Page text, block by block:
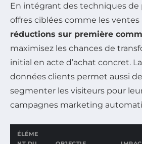
En intégrant des techniques de
offres ciblées comme les ventes
réductions sur première
maximisez les chances de
initial en acte d’achat concret.
données clients permet aussi
segmenter les visiteurs pour
campagnes marketing
ÉLÉME